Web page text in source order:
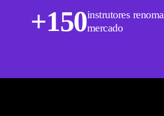
+150instrutores
mercado